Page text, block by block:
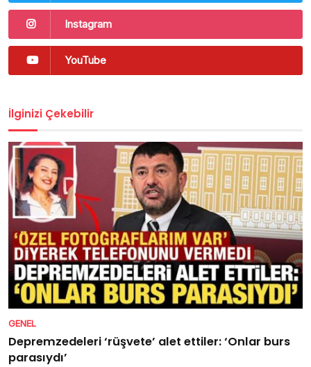
Instagram
YouTube
İlginizi Çekebilir
GENEL
Depremzedeleri ‘rüşvete’ alet ettiler: ‘Onlar burs
parasıydı’